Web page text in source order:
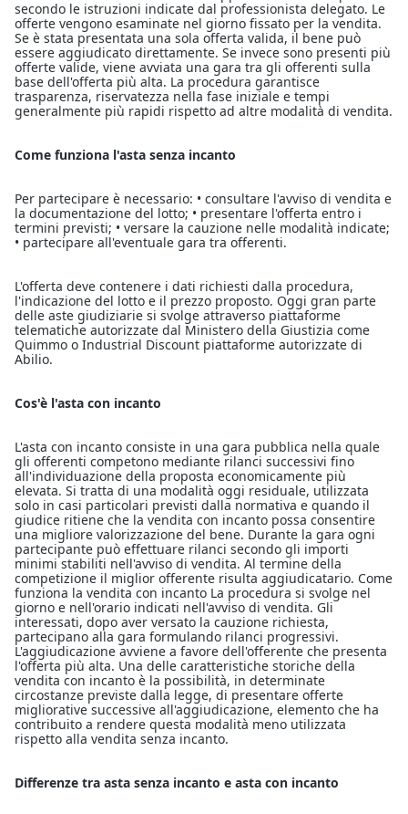
secondo le istruzioni indicate dal professionista delegato. Le
offerte vengono esaminate nel giorno fissato per la vendita.
Se è stata presentata una sola offerta valida, il bene può
essere aggiudicato direttamente. Se invece sono presenti più
offerte valide, viene avviata una gara tra gli offerenti sulla
base dell'offerta più alta. La procedura garantisce
trasparenza, riservatezza nella fase iniziale e tempi
generalmente più rapidi rispetto ad altre modalità di vendita.
Come funziona l'asta senza incanto
Per partecipare è necessario: • consultare l'avviso di vendita e
la documentazione del lotto; • presentare l'offerta entro i
termini previsti; • versare la cauzione nelle modalità indicate;
• partecipare all'eventuale gara tra offerenti.
L'offerta deve contenere i dati richiesti dalla procedura,
l'indicazione del lotto e il prezzo proposto. Oggi gran parte
delle aste giudiziarie si svolge attraverso piattaforme
telematiche autorizzate dal Ministero della Giustizia come
Quimmo o Industrial Discount piattaforme autorizzate di
Abilio.
Cos'è l'asta con incanto
L'asta con incanto consiste in una gara pubblica nella quale
gli offerenti competono mediante rilanci successivi fino
all'individuazione della proposta economicamente più
elevata. Si tratta di una modalità oggi residuale, utilizzata
solo in casi particolari previsti dalla normativa e quando il
giudice ritiene che la vendita con incanto possa consentire
una migliore valorizzazione del bene. Durante la gara ogni
partecipante può effettuare rilanci secondo gli importi
minimi stabiliti nell'avviso di vendita. Al termine della
competizione il miglior offerente risulta aggiudicatario. Come
funziona la vendita con incanto La procedura si svolge nel
giorno e nell'orario indicati nell'avviso di vendita. Gli
interessati, dopo aver versato la cauzione richiesta,
partecipano alla gara formulando rilanci progressivi.
L'aggiudicazione avviene a favore dell'offerente che presenta
l'offerta più alta. Una delle caratteristiche storiche della
vendita con incanto è la possibilità, in determinate
circostanze previste dalla legge, di presentare offerte
migliorative successive all'aggiudicazione, elemento che ha
contribuito a rendere questa modalità meno utilizzata
rispetto alla vendita senza incanto.
Differenze tra asta senza incanto e asta con incanto